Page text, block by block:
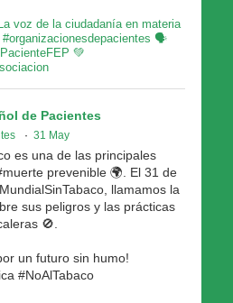
de la ciudadanía en materia
#organizacionesdepacientes 🗣
💚
de Pacientes
· 31 May
es una de las principales
prevenible 🌍. El 31 de
llamamos la
sus peligros y las prácticas
🚫.
un futuro sin humo!
#NoAlTabaco